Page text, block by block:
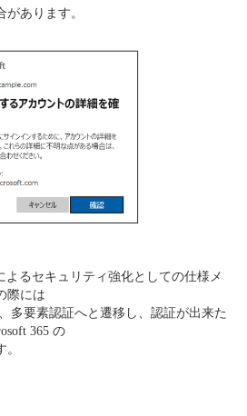
あります。
よるセキュリティ強化としての仕様メ
際には
多要素認証へと遷移し、認証が出来た
365 の